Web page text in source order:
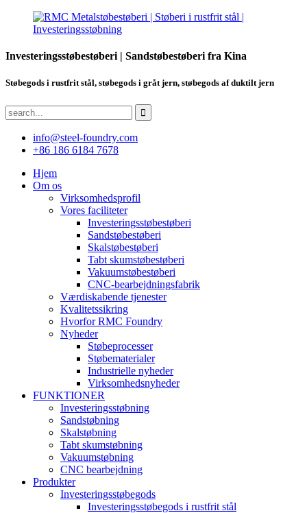
Investeringsstøbestøberi | Sandstøbestøberi fra Kina
Støbegods i rustfrit stål, støbegods i gråt jern, støbegods af duktilt jern
info@steel-foundry.com
+86 186 6184 7678
Hjem
Om os
Virksomhedsprofil
Vores faciliteter
Investeringsstøbestøberi
Sandstøbestøberi
Skalstøbestøberi
Tabt skumstøbestøberi
Vakuumstøbestøberi
CNC-bearbejdningsfabrik
Værdiskabende tjenester
Kvalitetssikring
Hvorfor RMC Foundry
Nyheder
Støbeprocesser
Støbematerialer
Industrielle nyheder
Virksomhedsnyheder
FUNKTIONER
Investeringsstøbning
Sandstøbning
Skalstøbning
Tabt skumstøbning
Vakuumstøbning
CNC bearbejdning
Produkter
Investeringsstøbegods
Investeringsstøbegods i rustfrit stål